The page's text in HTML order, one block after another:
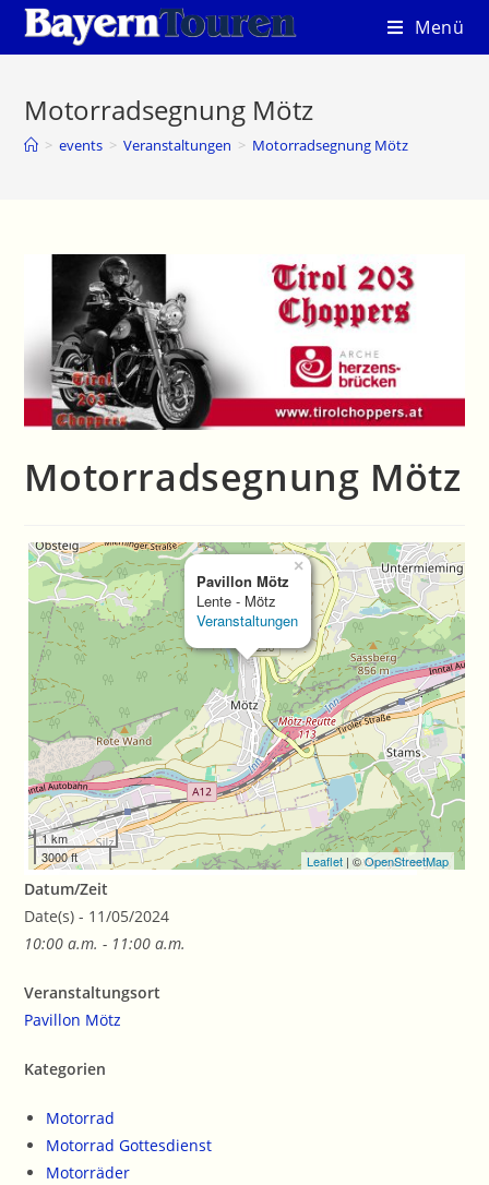
Zum
Inhalt
Menü
Motorradsegnung Mötz
> events > Veranstaltungen > Motorradsegnung Mötz
Motorradsegnung Mötz
Pavillon Mötz
Lente - Mötz
Veranstaltungen
×
1 km
3000 ft
Leaflet| ©OpenStreetMap
Datum/Zeit
Date(s) - 11/05/2024
10:00 a.m. - 11:00 a.m.
Veranstaltungsort
Pavillon Mötz
Kategorien
Motorrad
Motorrad Gottesdienst
Motorräder